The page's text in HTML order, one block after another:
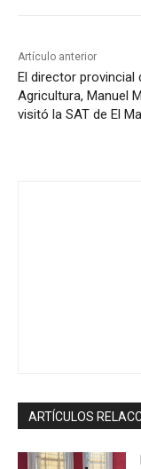
Artículo anterior
El director provincial
Agricultura, Manuel
visitó la SAT de El
ARTÍCULOS